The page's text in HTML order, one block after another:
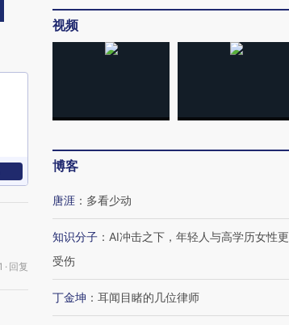
1 · 回复
视频
博客
唐涯 ： 多看少动
知识分子 ： AI冲击之下，年轻人与高学历女性更
受伤
丁金坤 ： 耳闻目睹的几位律师